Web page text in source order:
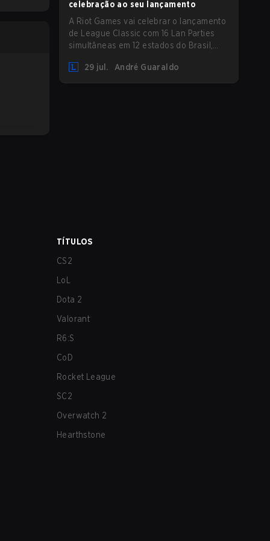
celebração ao seu lançamento
A Riot Games vai celebrar o lançamento
de League Classic com 16 Lan Parties
simultâneas em 12 estados do Brasil,
presenciais nos dias 01 e 02 de agosto.
29 jul. André Guaraldo
TÍTULOS
CS2
LoL
Dota 2
Valorant
R6:S
CoD
Rocket League
SC2
Overwatch 2
Hearthstone